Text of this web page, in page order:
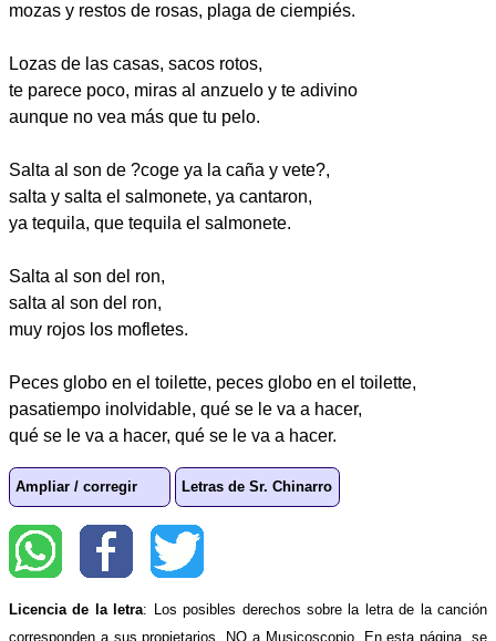
mozas y restos de rosas, plaga de ciempiés.
Lozas de las casas, sacos rotos,
te parece poco, miras al anzuelo y te adivino
aunque no vea más que tu pelo.
Salta al son de ?coge ya la caña y vete?,
salta y salta el salmonete, ya cantaron,
ya tequila, que tequila el salmonete.
Salta al son del ron,
salta al son del ron,
muy rojos los mofletes.
Peces globo en el toilette, peces globo en el toilette,
pasatiempo inolvidable, qué se le va a hacer,
qué se le va a hacer, qué se le va a hacer.
Ampliar / corregir Letras de Sr. Chinarro
Licencia de la letra: Los posibles derechos sobre la letra de la canción
corresponden a sus propietarios, NO a Musicoscopio. En esta página, se